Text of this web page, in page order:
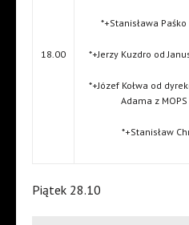
18.00
*+Stanisława
*+Jerzy Kuzdro od
*+Józef Kołwa od
Adama z
*+Stanisław
Piątek 28.10